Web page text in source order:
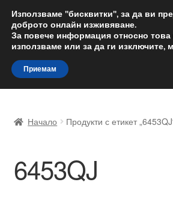
ДОСТАВКА от
Доставка по
Skip
to
navigation
Skip
to
content
Доставка по целия свят
Жалби
Начало Продукти с етикет
6453QJ
Използваме "бисквитки", за да ви
доброто онлайн изживяване.
За повече информация относно това
използваме или за да ги изключите,
Приемам